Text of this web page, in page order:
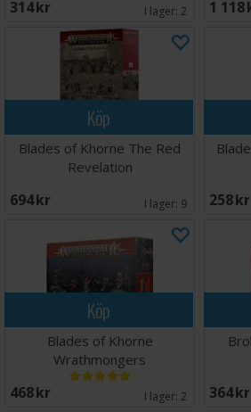
314 SEK I lager: 2 1 118
Köp
Blades of Khorne The Red
Revelation
694 SEK I lager: 9 258 SEK
Köp
Blades of Khorne
Wrathmongers
468 SEK I lager: 2 364 SEK